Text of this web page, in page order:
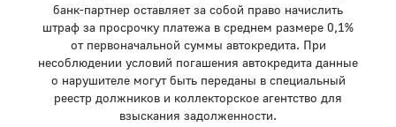
банк-партнер оставляет за собой право начислить
штраф за просрочку платежа в среднем размере 0,1%
от первоначальной суммы автокредита. При
несоблюдении условий погашения автокредита данные
о нарушителе могут быть переданы в специальный
реестр должников и коллекторское агентство для
взыскания задолженности.